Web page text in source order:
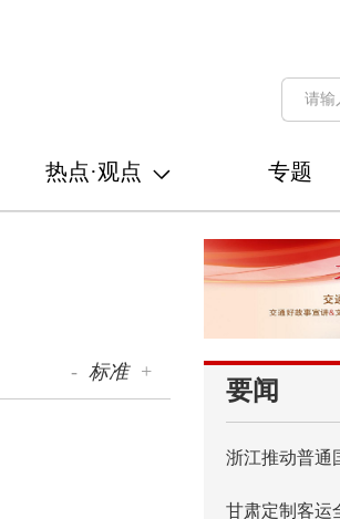
热点·观点 专题
- 标准 +
要闻
浙江推动普通
甘肃定制客运